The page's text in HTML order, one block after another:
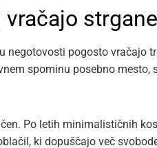
negotovosti pogosto vračajo
spominu posebno
Po letih minimalističnih
ki dopuščajo več